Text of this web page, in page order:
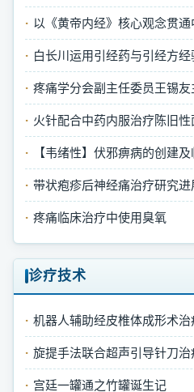
以《黄帝内经》核心观念贯
白长川运用引经药与引经方经
疼痛学分会副主任委员王锡
火针配合中药内服治疗陈旧
【韦绪性】伏邪痹病的创建
带状疱疹后神经痛治疗研究进
疼痛临床治疗中使用臭氧
诊疗技术
机器人辅助经皮椎体成形术
旋提手法联合超声引导针刀
宫廷一罐通之竹罐诞生记